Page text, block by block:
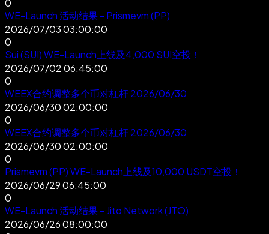
0
WE-Launch 活动结果 - Prismevm (PP)
2026/07/03 03:00:00
0
Sui (SUI) WE-Launch上线及4,000 SUI空投！
2026/07/02 06:45:00
0
WEEX合约调整多个币对杠杆 2026/06/30
2026/06/30 02:00:00
0
WEEX合约调整多个币对杠杆 2026/06/30
2026/06/30 02:00:00
0
Prismevm (PP) WE-Launch上线及10,000 USDT空投！
2026/06/29 06:45:00
0
WE-Launch 活动结果 - Jito Network (JTO)
2026/06/26 08:00:00